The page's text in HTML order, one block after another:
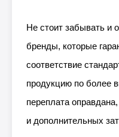
Не стоит забывать и
бренды, которые
соответствие
продукцию по более
переплата
и дополнительных